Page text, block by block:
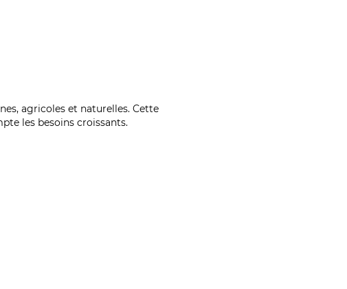
agricoles et naturelles. Cette
les besoins croissants.